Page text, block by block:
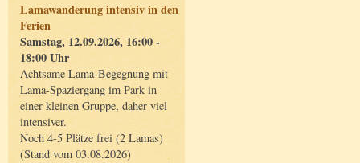
Lamawanderung intensiv in den
Ferien
Samstag, 12.09.2026, 16:00 -
18:00 Uhr
Achtsame Lama-Begegnung mit
Lama-Spaziergang im Park in
einer kleinen Gruppe, daher viel
intensiver.
Noch 4-5 Plätze frei (2 Lamas)
(Stand vom 03.08.2026)